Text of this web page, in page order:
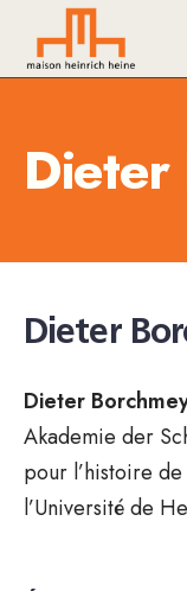
Dieter
Dieter
Dieter
Akademie der
pour l’histoire
l’Université de